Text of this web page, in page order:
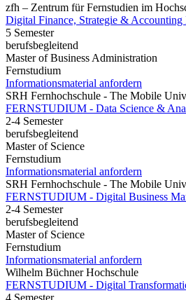
zfh – Zentrum für Fernstudien im
Digital Finance, Strategie &
5 Semester
berufsbegleitend
Master of Business Administration
Fernstudium
Informationsmaterial anfordern
SRH Fernhochschule - The Mobile
FERNSTUDIUM - Data Science &
2-4 Semester
berufsbegleitend
Master of Science
Fernstudium
Informationsmaterial anfordern
SRH Fernhochschule - The Mobile
FERNSTUDIUM - Digital Business
2-4 Semester
berufsbegleitend
Master of Science
Fernstudium
Informationsmaterial anfordern
Wilhelm Büchner Hochschule
FERNSTUDIUM - Digital
4 Semester